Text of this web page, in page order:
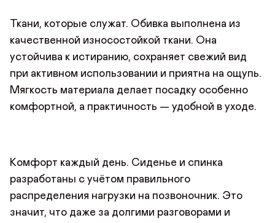
Ткани, которые служат. Обивка выполнена из
качественной износостойкой ткани. Она
устойчива к истиранию, сохраняет свежий вид
при активном использовании и приятна на ощупь.
Мягкость материала делает посадку особенно
комфортной, а практичность — удобной в уходе.
Комфорт каждый день. Сиденье и спинка
разработаны с учётом правильного
распределения нагрузки на позвоночник. Это
значит, что даже за долгими разговорами и